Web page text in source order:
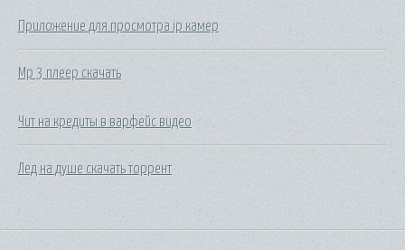
Приложение для просмотра ip камер
Мр 3 плеер скачать
Чит на кредиты в варфейс видео
Лед на душе скачать торрент